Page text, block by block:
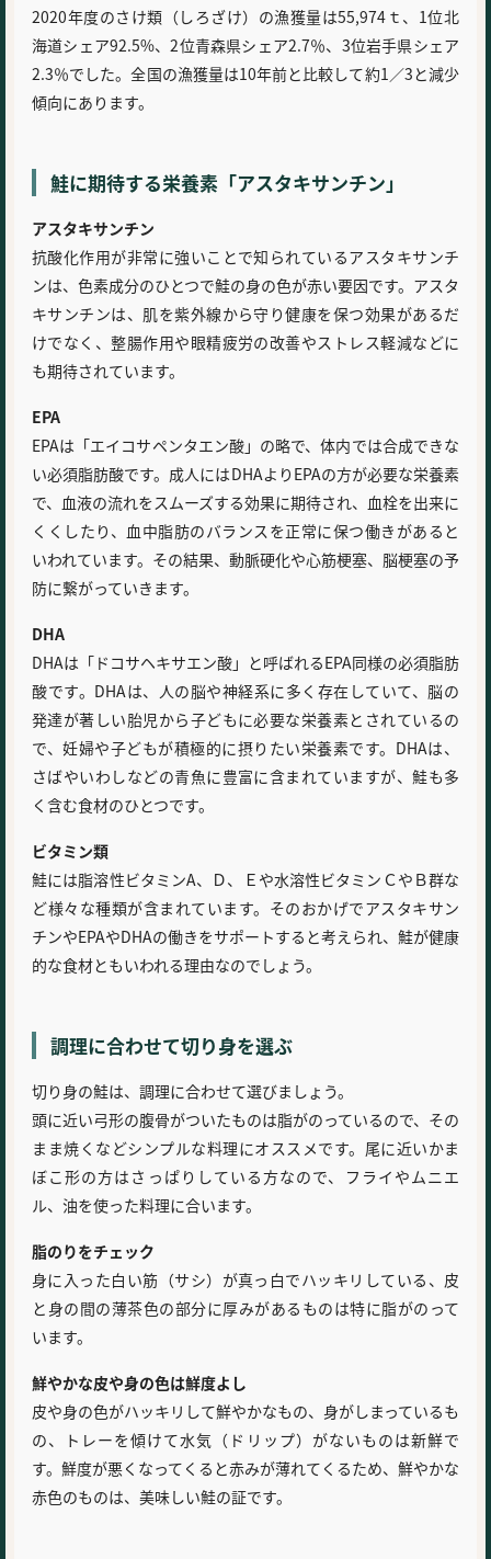
2020年度のさけ類（しろざけ）の漁獲量は55,974ｔ、1位北
海道シェア92.5%、2位青森県シェア2.7％、3位岩手県シェア
2.3％でした。全国の漁獲量は10年前と比較して約1／3と減少
傾向にあります。
鮭に期待する栄養素「アスタキサンチン」
アスタキサンチン
抗酸化作用が非常に強いことで知られているアスタキサンチ
ンは、色素成分のひとつで鮭の身の色が赤い要因です。アスタ
キサンチンは、肌を紫外線から守り健康を保つ効果があるだ
けでなく、整腸作用や眼精疲労の改善やストレス軽減などに
も期待されています。
EPA
EPAは「エイコサペンタエン酸」の略で、体内では合成できな
い必須脂肪酸です。成人にはDHAよりEPAの方が必要な栄養素
で、血液の流れをスムーズする効果に期待され、血栓を出来に
くくしたり、血中脂肪のバランスを正常に保つ働きがあると
いわれています。その結果、動脈硬化や心筋梗塞、脳梗塞の予
防に繋がっていきます。
DHA
DHAは「ドコサヘキサエン酸」と呼ばれるEPA同様の必須脂肪
酸です。DHAは、人の脳や神経系に多く存在していて、脳の
発達が著しい胎児から子どもに必要な栄養素とされているの
で、妊婦や子どもが積極的に摂りたい栄養素です。DHAは、
さばやいわしなどの青魚に豊富に含まれていますが、鮭も多
く含む食材のひとつです。
ビタミン類
鮭には脂溶性ビタミンA、Ｄ、Ｅや水溶性ビタミンＣやＢ群な
ど様々な種類が含まれています。そのおかげでアスタキサン
チンやEPAやDHAの働きをサポートすると考えられ、鮭が健康
的な食材ともいわれる理由なのでしょう。
調理に合わせて切り身を選ぶ
切り身の鮭は、調理に合わせて選びましょう。
頭に近い弓形の腹骨がついたものは脂がのっているので、その
まま焼くなどシンプルな料理にオススメです。尾に近いかま
ぼこ形の方はさっぱりしている方なので、フライやムニエ
ル、油を使った料理に合います。
脂のりをチェック
身に入った白い筋（サシ）が真っ白でハッキリしている、皮
と身の間の薄茶色の部分に厚みがあるものは特に脂がのって
います。
鮮やかな皮や身の色は鮮度よし
皮や身の色がハッキリして鮮やかなもの、身がしまっているも
の、トレーを傾けて水気（ドリップ）がないものは新鮮で
す。鮮度が悪くなってくると赤みが薄れてくるため、鮮やかな
赤色のものは、美味しい鮭の証です。